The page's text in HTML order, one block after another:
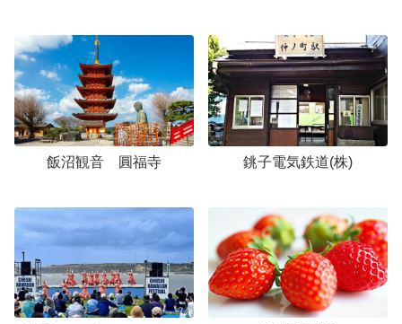
飯沼観音 圓福寺 銚子電気鉄道(株)